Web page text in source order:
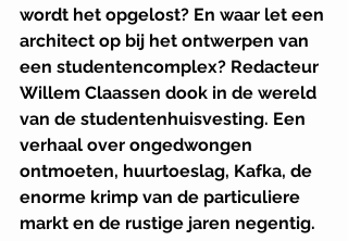
wordt het opgelost? En waar let een
architect op bij het ontwerpen van
een studentencomplex? Redacteur
Willem Claassen dook in de wereld
van de studentenhuisvesting. Een
verhaal over ongedwongen
ontmoeten, huurtoeslag, Kafka, de
enorme krimp van de particuliere
markt en de rustige jaren negentig.